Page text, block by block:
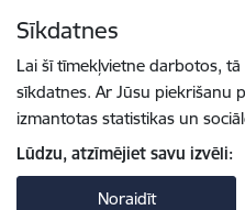
Sīkdatnes
Lai šī tīmekļvietne darbotos,
sīkdatnes. Ar Jūsu piekrišanu
izmantotas statistikas un
Lūdzu, atzīmējiet savu izvēli:
Noraidīt